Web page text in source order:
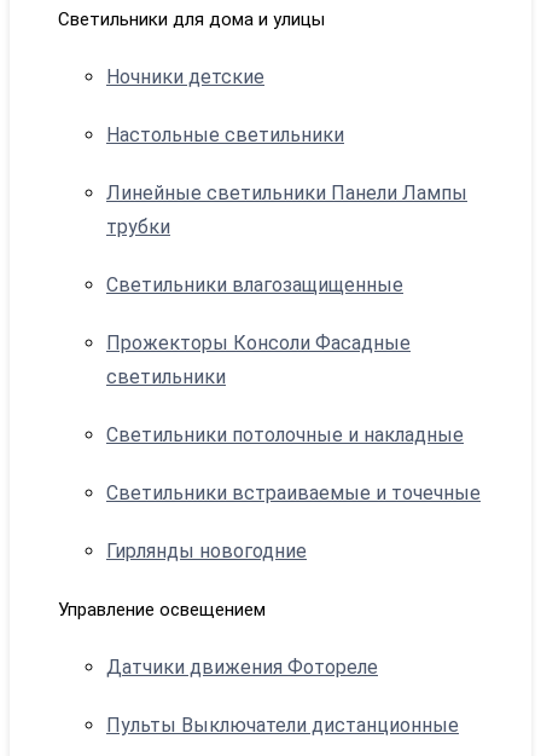
Светильники для дома и улицы
Ночники детские
Настольные светильники
Линейные светильники Панели Лампы
трубки
Светильники влагозащищенные
Прожекторы Консоли Фасадные
светильники
Светильники потолочные и накладные
Светильники встраиваемые и точечные
Гирлянды новогодние
Управление освещением
Датчики движения Фотореле
Пульты Выключатели дистанционные